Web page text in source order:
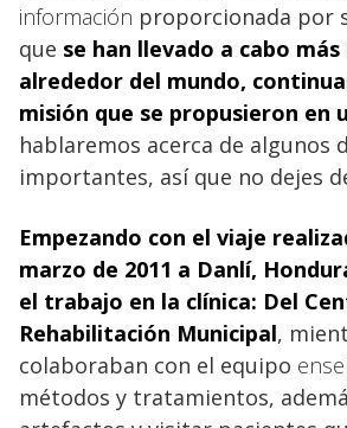
información proporcionada por
que se han llevado a cabo más
alrededor del mundo,
misión que se propusieron en
hablaremos acerca de algunos
importantes, así que no dejes
Empezando con el viaje
marzo de 2011 a Danlí,
el trabajo en la clínica: Del
Rehabilitación Municipal,
colaboraban con el equipo
métodos y tratamientos,